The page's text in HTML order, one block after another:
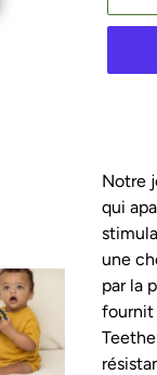
d'un
produit
à
votre
panier
Notre
qui
une
par la
fournit